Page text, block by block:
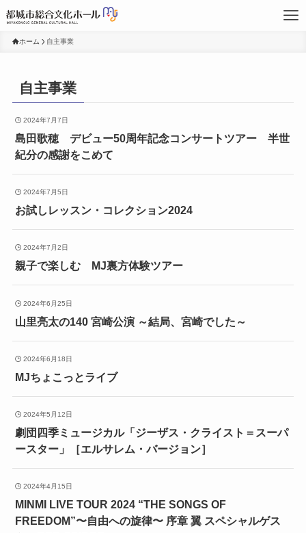
ホーム 自主事業
自主事業
2024年7月7日
島田歌穂 デビュー50周年記念コンサートツアー 半世
紀分の感謝をこめて
2024年7月5日
お試しレッスン・コレクション2024
2024年7月2日
親子で楽しむ MJ裏方体験ツアー
2024年6月25日
山里亮太の140 宮崎公演 ～結局、宮崎でした～
2024年6月18日
MJちょこっとライブ
2024年5月12日
劇団四季ミュージカル「ジーザス・クライスト＝スーパ
ースター」［エルサレム・バージョン］
2024年4月15日
MINMI LIVE TOUR 2024 “THE SONGS OF
FREEDOM”〜⾃由への旋律〜 序章 翼 スペシャルゲス